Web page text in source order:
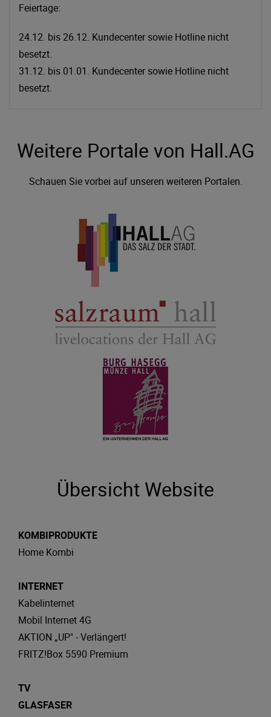
Feiertage:
24.12. bis 26.12. Kundecenter sowie Hotline nicht
besetzt.
31.12. bis 01.01. Kundecenter sowie Hotline nicht
besetzt.
Weitere Portale von Hall.AG
Schauen Sie vorbei auf unseren weiteren Portalen.
Übersicht Website
KOMBIPRODUKTE
Home Kombi
INTERNET
Kabelinternet
Mobil Internet 4G
AKTION „UP" - Verlängert!
FRITZ!Box 5590 Premium
TV
GLASFASER